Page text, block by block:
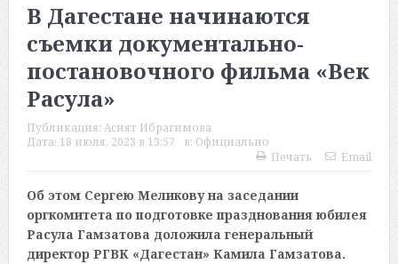
В Дагестане начинаются
съемки документально-
постановочного фильма «Век
Расула»
Публикация: Асият Ибрагимова
Дата: 18 июля, 2023 в 13:57 в: Официально
Печать
Email
Об этом Сергею Меликову на заседании
оргкомитета по подготовке празднования юбилея
Расула Гамзатова доложила генеральный
директор РГВК «Дагестан» Камила Гамзатова.